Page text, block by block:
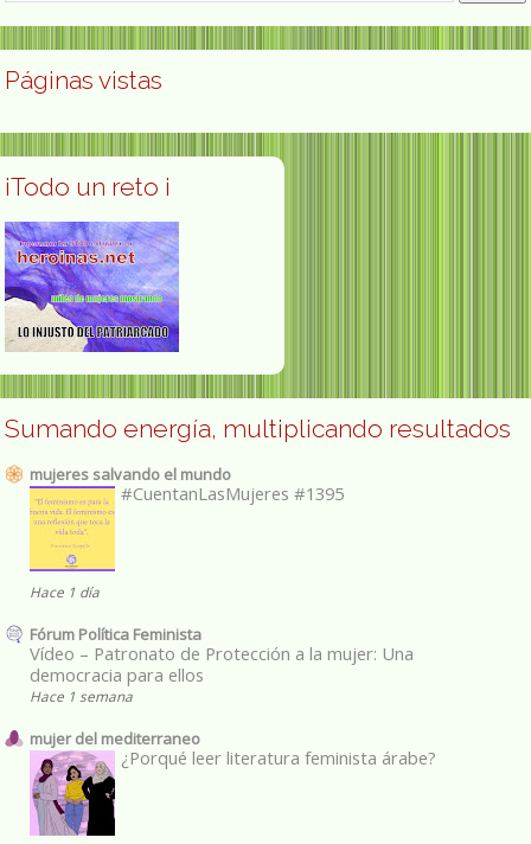
Páginas vistas
¡Todo un reto ¡
Sumando energía, multiplicando resultados
mujeres salvando el mundo
#CuentanLasMujeres #1395
Hace 1 día
Fórum Política Feminista
Vídeo – Patronato de Protección a la mujer: Una
democracia para ellos
Hace 1 semana
mujer del mediterraneo
¿Porqué leer literatura feminista árabe?